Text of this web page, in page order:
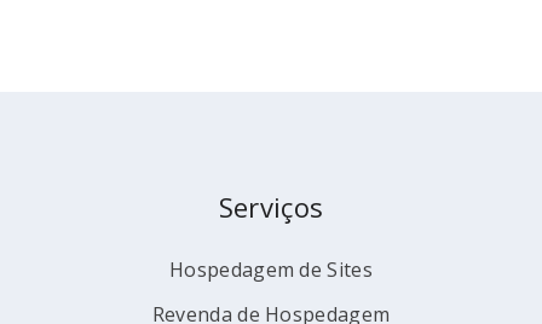
Serviços
Hospedagem de Sites
Revenda de Hospedagem